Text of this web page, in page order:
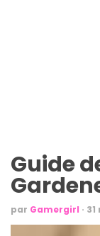
Guide
par Gamergirl ·